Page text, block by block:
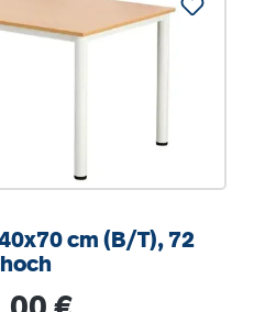
cm (B/T), 72
Preis: